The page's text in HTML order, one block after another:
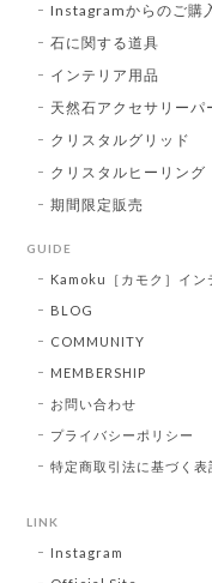
Instagramからのご購
石に関する道具
インテリア用品
天然石アクセサリーパ
クリスタルグリッド
クリスタルヒーリング
期間限定販売
GUIDE
Kamoku［カモク］イン
BLOG
COMMUNITY
MEMBERSHIP
お問い合わせ
プライバシーポリシー
特定商取引法に基づく表
LINK
Instagram